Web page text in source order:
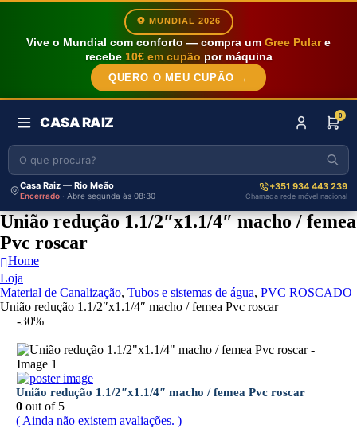
⚽ MUNDIAL 2026
Vive o Mundial com conforto — compra um Gree Pulare
recebe 10€ em cupão por máquina
QUERO O MEU CUPÃO →
CASA RAIZ 0
Casa Raiz — Rio Meão
Encerrado · Abre segunda às 08:30
+351 934 443 239
Chamada rede móvel nacional
União redução 1.1/2″x1.1/4″ macho / femea
Pvc roscar
Home
Loja
Material de Canalização, Tubos e sistemas de água, PVC ROSCADO
União redução 1.1/2″x1.1/4″ macho / femea Pvc roscar
-30%
União redução 1.1/2″x1.1/4″ macho / femea Pvc roscar
0 out of 5
( Ainda não existem avaliações. )